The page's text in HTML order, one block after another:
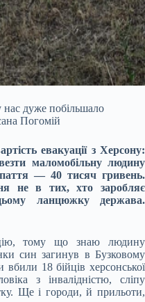
нас дуже побільшало
Погомій
евакуації з Херсону:
маломобільну людину
— 40 тисяч гривень.
не в тих, хто заробляє
ланцюжку держава.
тому що знаю людину
син загинув в Бузковому
вбили 18 бійців херсонської
з інвалідністю, сліпу
Ще і городи, й прильоти,